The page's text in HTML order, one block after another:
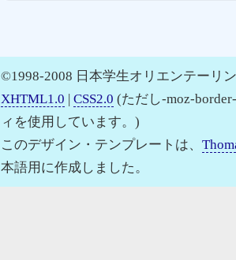
©1998-2008 日本学生オリエンテーリ
XHTML1.0 | CSS2.0 (ただし-moz-
ィを使用しています。)
このデザイン・テンプレートは、
本語用に作成しました。